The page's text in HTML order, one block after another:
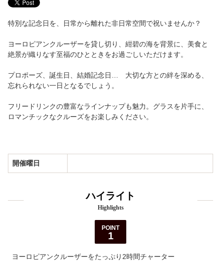
特別な記念日を、日常から離れた非日常空間で祝いませんか？
ヨーロピアンクルーザーを貸し切り、紺碧の海を背景に、美食と
絶景が織りなす至福のひとときをお過ごしいただけます。
プロポーズ、誕生日、結婚記念日… 大切な方との絆を深める、
忘れられない一日となるでしょう。
フリードリンクの豊富なラインナップも魅力。グラスを片手に、
ロマンチックなクルーズをお楽しみください。
開催曜日
ハイライト
Highlights
POINT
1
ヨーロピアンクルーザーをたっぷり2時間チャーター